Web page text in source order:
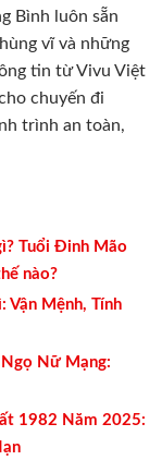
Bình luôn sẵn
vĩ và những
tin từ Vivu Việt
chuyến đi
trình an toàn,
Tuổi Đinh Mão
nào?
Vận Mệnh, Tính
Nữ Mạng:
1982 Năm 2025: